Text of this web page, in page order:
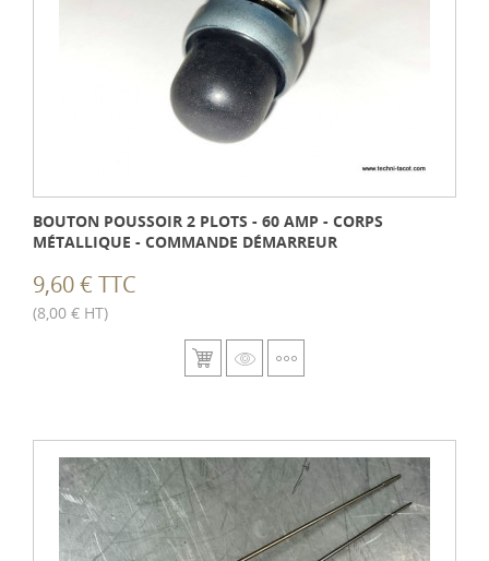
BOUTON POUSSOIR 2 PLOTS - 60 AMP - CORPS
MÉTALLIQUE - COMMANDE DÉMARREUR
9,60 € TTC
(8,00 € HT)